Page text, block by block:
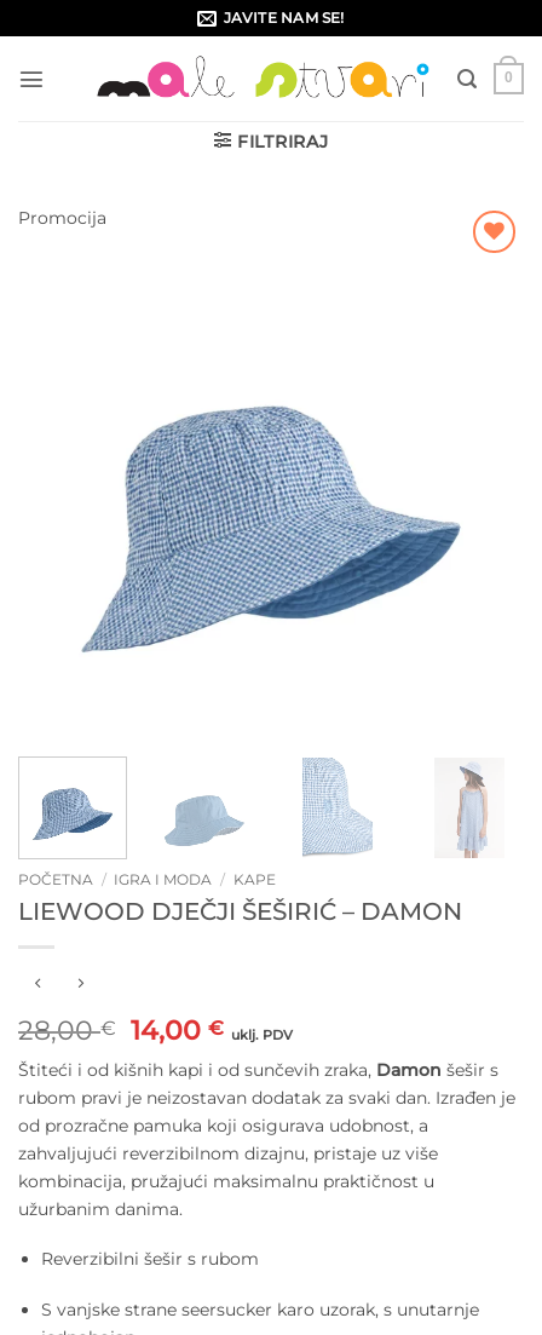
to
content
JAVITE NAM SE!
0
FILTRIRAJ
Promocija
POČETNA / IGRA I MODA / KAPE
LIEWOOD DJEČJI ŠEŠIRIĆ – DAMON
28,00€
Izvorna
cijena
bila
je:
28,00 €.
14,00€Trenutna
cijena
je:
14,00 €.
uklj. PDV
Štiteći i od kišnih kapi i od sunčevih zraka, Damon šešir s
rubom pravi je neizostavan dodatak za svaki dan. Izrađen je
od prozračne pamuka koji osigurava udobnost, a
zahvaljujući reverzibilnom dizajnu, pristaje uz više
kombinacija, pružajući maksimalnu praktičnost u
užurbanim danima.
Reverzibilni šešir s rubom
S vanjske strane seersucker karo uzorak, s unutarnje